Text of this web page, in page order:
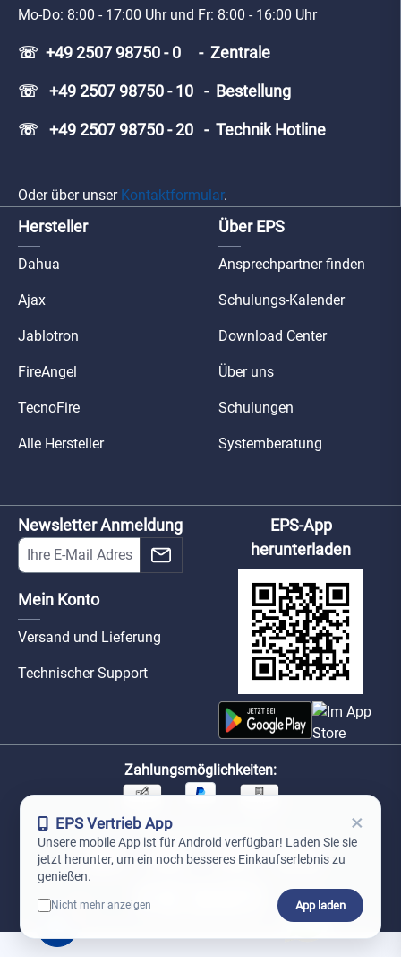
Mo-Do: 8:00 - 17:00 Uhr und Fr: 8:00 - 16:00 Uhr
☏ +49 2507 98750 - 0 - Zentrale
☏ +49 2507 98750 - 10 - Bestellung
☏ +49 2507 98750 - 20 - Technik Hotline
Oder über unser Kontaktformular.
Hersteller
Dahua
Ajax
Jablotron
FireAngel
TecnoFire
Alle Hersteller
Über EPS
Ansprechpartner finden
Schulungs-Kalender
Download Center
Über uns
Schulungen
Systemberatung
Newsletter Anmeldung
Mein Konto
Versand und Lieferung
Technischer Support
EPS-App
herunterladen
Zahlungsmöglichkeiten:
Unsere Versandpartner:
EPS Vertrieb App ×
Unsere mobile App ist für Android verfügbar! Laden Sie sie
jetzt herunter, um ein noch besseres Einkaufserlebnis zu
genießen.
Nicht mehr anzeigen App laden